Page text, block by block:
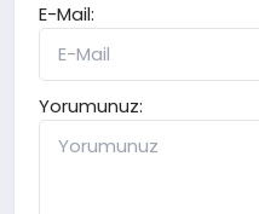
E-Mail:
Yorumunuz: